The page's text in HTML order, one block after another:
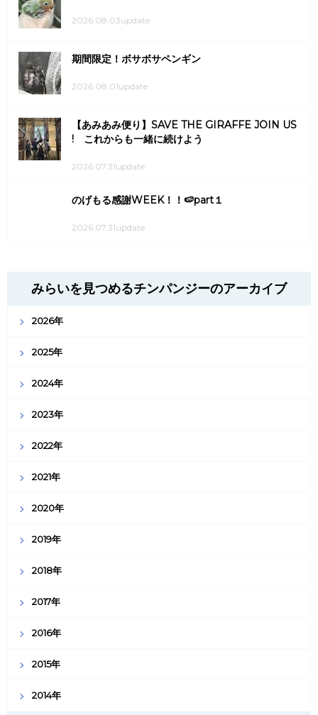
2026.08.03update
期間限定！ボサボサペンギン
2026.08.01update
【あみあみ便り】SAVE THE GIRAFFE JOIN US
! これからも一緒に続けよう
2026.07.31update
のげもる感謝WEEK！！🍉part１
2026.07.31update
みらいを見つめるチンパンジーのアーカイブ
2026年
2025年
2024年
2023年
2022年
2021年
2020年
2019年
2018年
2017年
2016年
2015年
2014年